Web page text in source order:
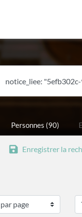
Personnes (90)
Enregistrer la